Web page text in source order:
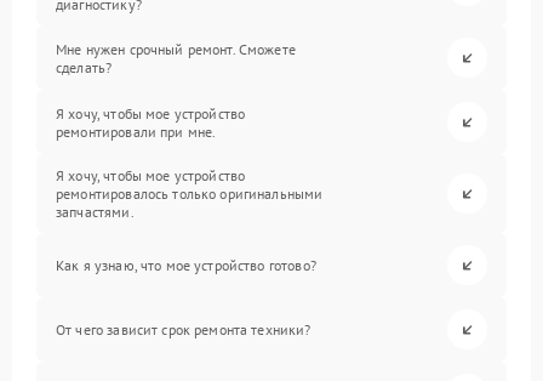
диагностику?
Мне нужен срочный ремонт. Сможете
сделать?
Я хочу, чтобы мое устройство
ремонтировали при мне.
Я хочу, чтобы мое устройство
ремонтировалось только оригинальными
запчастями.
Как я узнаю, что мое устройство готово?
От чего зависит срок ремонта техники?